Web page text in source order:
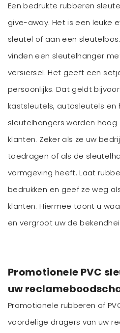
Een bedrukte rubberen
give-away. Het is een leuke
sleutel of aan een
vinden een sleutelhanger
versiersel. Het geeft een
persoonlijks. Dat geldt
kastsleutels, autosleutels en
sleutelhangers worden
klanten. Zeker als ze uw
toedragen of als de
vormgeving heeft. Laat
bedrukken en geef ze weg
klanten. Hiermee toont u
en vergroot uw de
Promotionele PVC
uw
Promotionele rubberen of
voordelige dragers van uw